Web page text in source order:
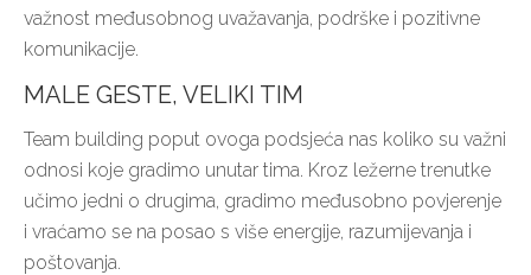
važnost međusobnog uvažavanja, podrške i pozitivne
komunikacije.
MALE GESTE, VELIKI TIM
Team building poput ovoga podsjeća nas koliko su važni
odnosi koje gradimo unutar tima. Kroz ležerne trenutke
učimo jedni o drugima, gradimo međusobno povjerenje
i vraćamo se na posao s više energije, razumijevanja i
poštovanja.